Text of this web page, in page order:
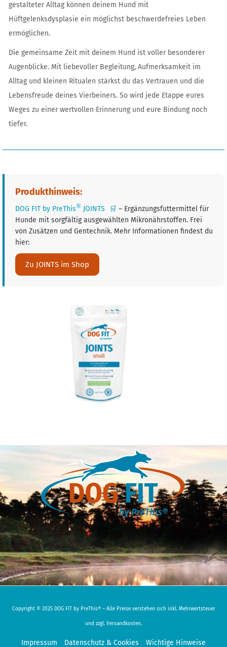
gestalteter Alltag können deinem Hund mit
Hüftgelenksdysplasie ein möglichst beschwerdefreies Leben
ermöglichen.
Die gemeinsame Zeit mit deinem Hund ist voller besonderer
Augenblicke. Mit liebevoller Begleitung, Aufmerksamkeit im
Alltag und kleinen Ritualen stärkst du das Vertrauen und die
Lebensfreude deines Vierbeiners. So wird jede Etappe eures
Weges zu einer wertvollen Erinnerung und eure Bindung noch
tiefer.
Produkthinweis:
DOG FIT by PreThis®JOINTS 🛒 – Ergänzungsfuttermittel für
Hunde mit sorgfältig ausgewählten Mikronährstoffen. Frei
von Zusätzen und Gentechnik. Mehr Informationen findest du
hier:
Zu JOINTS im Shop
Copyright © 2025 DOG FIT by PreThis® – Alle Preise verstehen sich inkl. Mehrwertsteuer
und zzgl. Versandkosten.
Impressum Datenschutz & Cookies Wichtige Hinweise